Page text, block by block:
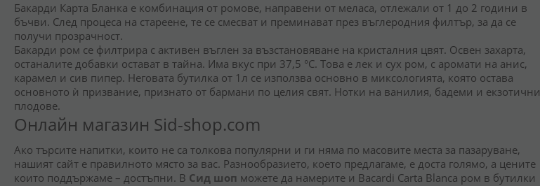
Бакарди Карта Бланка е комбинация от ромове, направени от меласа, отлежали от 1 до 2 години в
бъчви. След процеса на стареене, те се смесват и преминават през въглеродния филтър, за да се
получи прозрачност.
Бакарди ром се филтрира с активен въглен за възстановяване на кристалния цвят. Освен захарта,
останалите добавки остават в тайна. Има вкус при 37,5 °C. Това е лек и сух ром, с аромати на анис,
карамел и сив пипер. Неговата бутилка от 1л се използва основно в миксологията, която остава
основното ѝ призвание, признато от бармани по целия свят. Нотки на ванилия, бадеми и екзотични
плодове.
Онлайн магазин Sid-shop.com
Ако търсите напитки, които не са толкова популярни и ги няма по масовите места за пазаруване,
нашият сайт е правилното място за вас. Разнообразието, което предлагаме, е доста голямо, а цените
които поддържаме – достъпни. В Сид шоп можете да намерите и Bacardi Carta Blanca ром в бутилки